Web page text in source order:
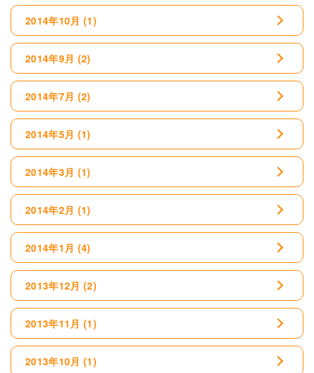
2014年10月 (1)
2014年9月 (2)
2014年7月 (2)
2014年5月 (1)
2014年3月 (1)
2014年2月 (1)
2014年1月 (4)
2013年12月 (2)
2013年11月 (1)
2013年10月 (1)